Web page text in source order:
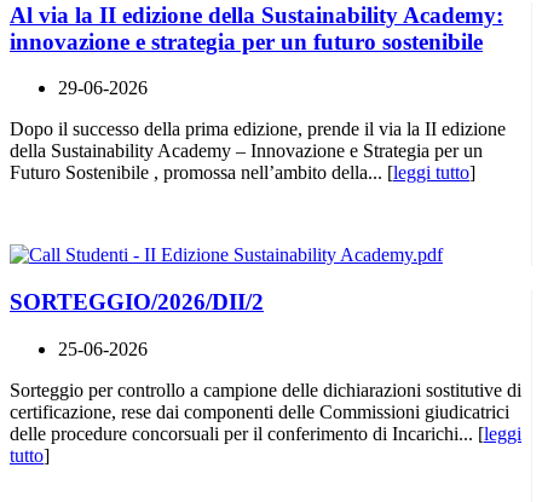
Al via la II edizione della Sustainability Academy:
innovazione e strategia per un futuro sostenibile
29-06-2026
Dopo il successo della prima edizione, prende il via la II edizione
della Sustainability Academy – Innovazione e Strategia per un
Futuro Sostenibile , promossa nell’ambito della... [leggi tutto]
SORTEGGIO/2026/DII/2
25-06-2026
Sorteggio per controllo a campione delle dichiarazioni sostitutive di
certificazione, rese dai componenti delle Commissioni giudicatrici
delle procedure concorsuali per il conferimento di Incarichi... [leggi
tutto]